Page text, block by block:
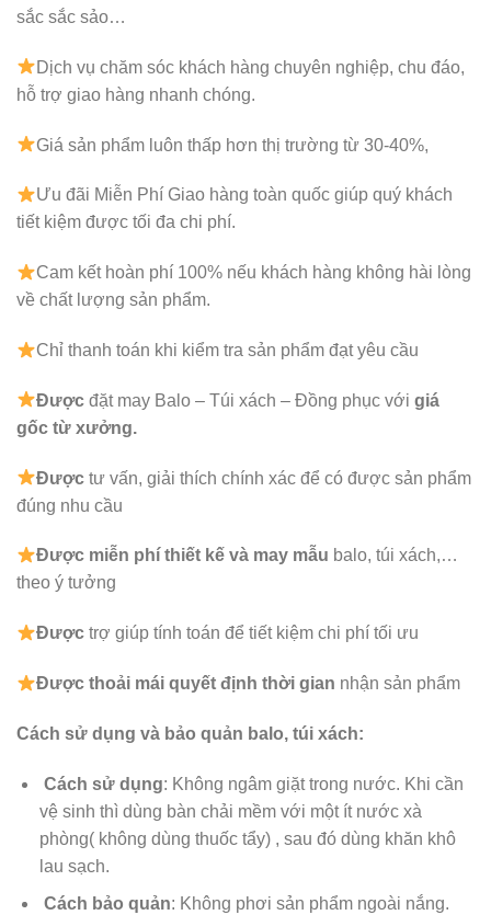
sắc sắc sảo…
Dịch vụ chăm sóc khách hàng chuyên nghiệp, chu đáo,
hỗ trợ giao hàng nhanh chóng.
Giá sản phẩm luôn thấp hơn thị trường từ 30-40%,
Ưu đãi Miễn Phí Giao hàng toàn quốc giúp quý khách
tiết kiệm được tối đa chi phí.
Cam kết hoàn phí 100% nếu khách hàng không hài lòng
về chất lượng sản phẩm.
Chỉ thanh toán khi kiểm tra sản phẩm đạt yêu cầu
Được đặt may Balo – Túi xách – Đồng phục vớigiá
gốc từ xưởng.
Đượctư vấn, giải thích chính xác để có được sản phẩm
đúng nhu cầu
Được miễn phí thiết kế và may mẫu balo, túi xách,…
theo ý tưởng
Đượctrợ giúp tính toán để tiết kiệm chi phí tối ưu
Đượcthoải mái quyết định thời gian nhận sản phẩm
Cách sử dụng và bảo quản balo, túi xách:
Cách sử dụng: Không ngâm giặt trong nước. Khi cần
vệ sinh thì dùng bàn chải mềm với một ít nước xà
phòng( không dùng thuốc tẩy) , sau đó dùng khăn khô
lau sạch.
Cách bảo quản: Không phơi sản phẩm ngoài nắng.